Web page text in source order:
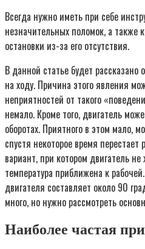
Всегда нужно иметь при себе
незначительных поломок, а также
остановки из-за его отсутствия.
В данной статье будет рассказано
на ходу. Причина этого явления
неприятностей от такого
немало. Кроме того, двигатель
оборотах. Приятного в этом мало,
спустя некоторое время перестает
вариант, при котором двигатель
температура приближена к
двигателя составляет около 90
много, но нужно рассмотреть
Наиболее частая